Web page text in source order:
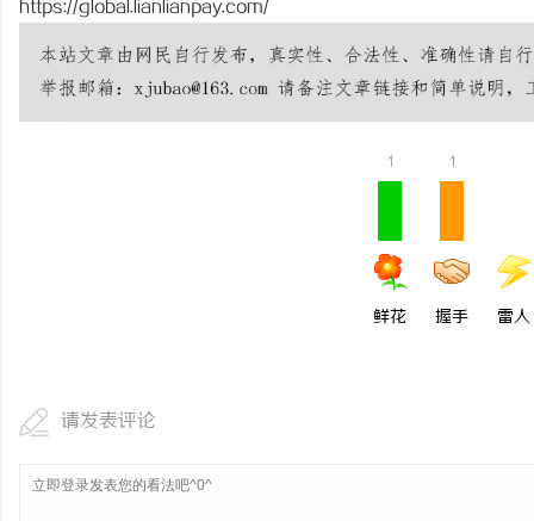
https://global.lianlianpay.com/
1
鲜花
1
握手 雷人
请发表评论